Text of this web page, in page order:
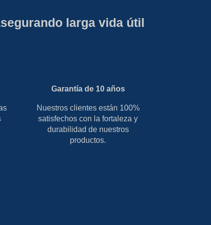
larga vida útil
Garantía de 10 años
Nuestros clientes están 100%
satisfechos con la fortaleza y
durabilidad de nuestros
productos.